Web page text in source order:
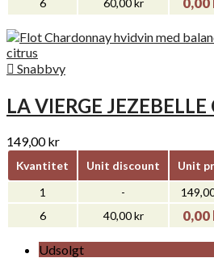
 Snabbvy
LA VIERGE
149,00 kr
Kvantitet Unit discount
Unit
1
-
6
40,00 kr 0,00
Udsolgt